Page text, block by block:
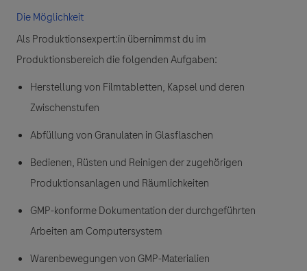
Die Möglichkeit
Als Produktionsexpert:in übernimmst du im
Produktionsbereich die folgenden Aufgaben:
Herstellung von Filmtabletten, Kapsel und deren
Zwischenstufen
Abfüllung von Granulaten in Glasflaschen
Bedienen, Rüsten und Reinigen der zugehörigen
Produktionsanlagen und Räumlichkeiten
GMP-konforme Dokumentation der durchgeführten
Arbeiten am Computersystem
Warenbewegungen von GMP-Materialien